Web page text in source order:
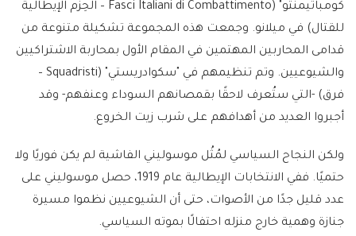
كومباتيمنتو" (Fasci Italiani di Combattimento – الحِزَم الإيطالية
للقتال) في ميلانو. وجمعت هذه المجموعة تشكيلة متنوعة من
قدامى المحاربين المهتمين في المقام الأول بمحاربة الاشتراكيين
والشيوعيين. وتم تنظيمهم في "سكوادريستي" (Squadristi –
فرق) -التي ستُعرف لاحقًا بقمصانهم السوداء وعنفهم- وقد
أجبروا العديد من أهدافهم على شرب زيت الخروع.
ولكن النجاح السياسي لمُثُل موسوليني الفاشية لم يكن فوريًا ولا
حتميًا. ففي الانتخابات الإيطالية عام 1919، حصل موسوليني على
عدد قليل جدًا من الأصوات، حتى أن الشيوعيين نظموا مسيرة
جنازة وهمية خارج منزله احتفالًا بموته السياسي.